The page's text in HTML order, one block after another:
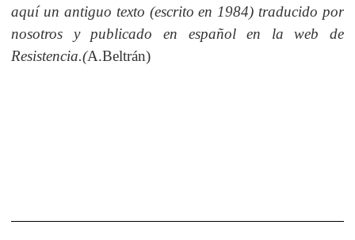
aquí un antiguo texto (escrito en 1984) traducido por
nosotros y publicado en español en la web de
Resistencia.(A.Beltrán)